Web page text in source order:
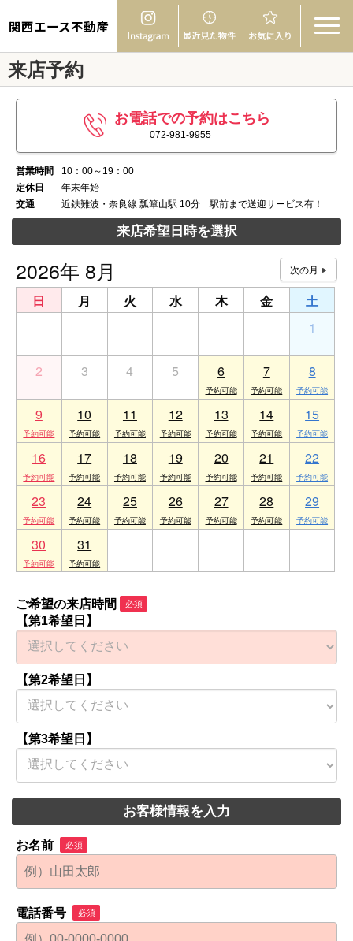
関西エース不動産
来店予約
お電話での予約はこちら
072-981-9955
営業時間
10：00～19：00
定休日
年末年始
交通
近鉄難波・奈良線 瓢箪山駅 10分 駅前まで送迎サービス有！
来店希望日時を選択
2026年 8月
日 月 火 水 木 金
土
1
2 3 4 5 6 7 8
9 10 11 12 13 14 15
16 17 18 19 20 21 22
23 24 25 26 27 28 29
30 31
ご希望の来店時間 必須
【第1希望日】
【第2希望日】
【第3希望日】
お客様情報を入力
お名前 必須
電話番号 必須